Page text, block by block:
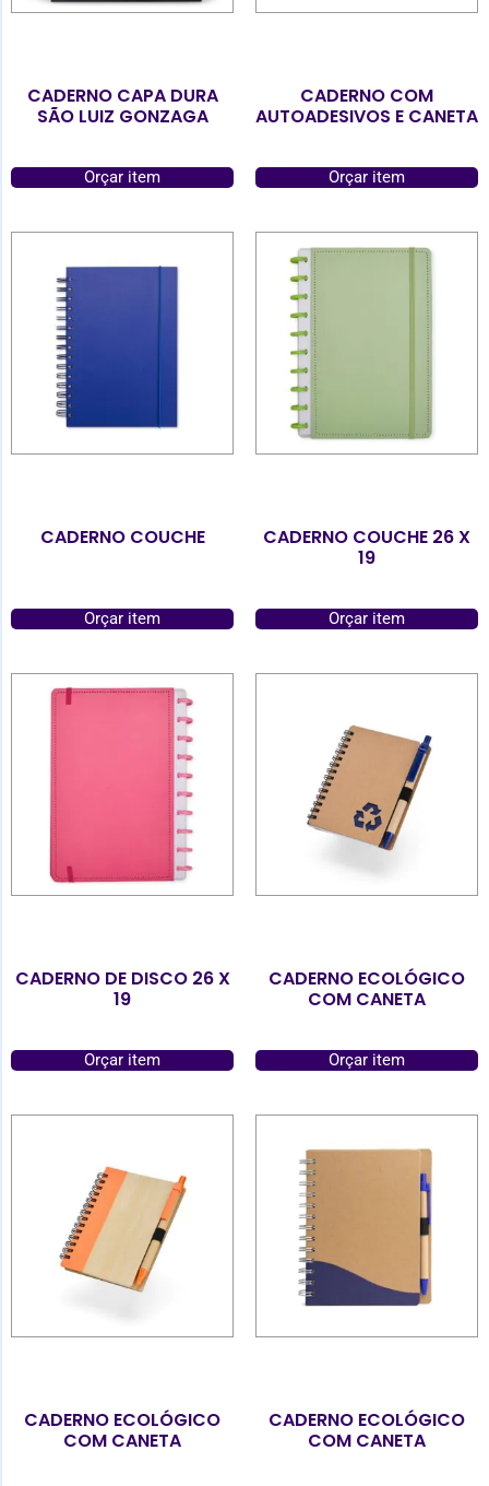
CADERNO CAPA DURA
SÃO LUIZ GONZAGA
Orçar item
CADERNO COM
AUTOADESIVOS E CANETA
Orçar item
CADERNO COUCHE
Orçar item
CADERNO COUCHE 26 X
19
Orçar item
CADERNO DE DISCO 26 X
19
Orçar item
CADERNO ECOLÓGICO
COM CANETA
Orçar item
CADERNO ECOLÓGICO
COM CANETA
CADERNO ECOLÓGICO
COM CANETA